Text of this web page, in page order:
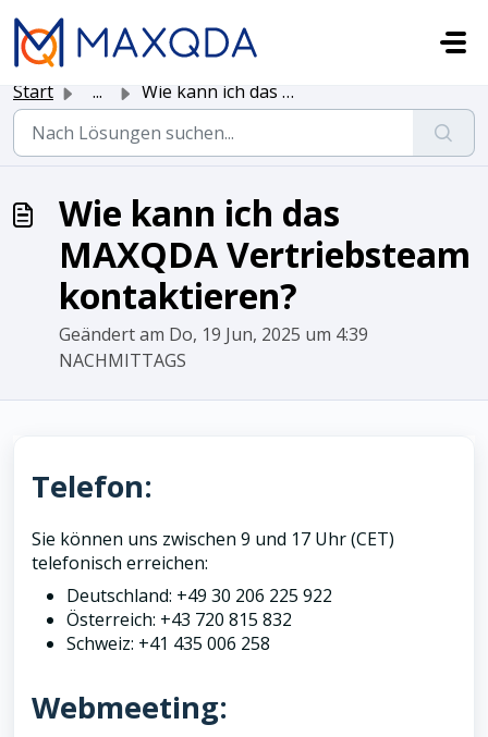
Zum hauptsächlichen Inhalt gehen
Start ... Wie kann ich das MAXQDA Vertriebsteam kontaktieren?
Wie kann ich das
MAXQDA Vertriebsteam
kontaktieren?
Geändert am Do, 19 Jun, 2025 um 4:39
NACHMITTAGS
Telefon:
Sie können uns zwischen 9 und 17 Uhr (CET)
telefonisch erreichen:
Deutschland: +49 30 206 225 922
Österreich: +43 720 815 832
Schweiz: +41 435 006 258
Webmeeting: